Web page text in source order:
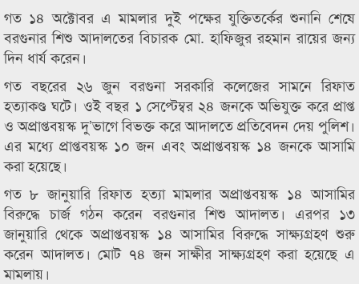
গত ১৪ অক্টোবর এ মামলার দুই পক্ষের যুক্তিতর্কের শুনানি শেষে
বরগুনার শিশু আদালতের বিচারক মো. হাফিজুর রহমান রায়ের জন্য
দিন ধার্য করেন।
গত বছরের ২৬ জুন বরগুনা সরকারি কলেজের সামনে রিফাত
হত্যাকণ্ড ঘটে। ওই বছর ১ সেপ্টেম্বর ২৪ জনকে অভিযুক্ত করে প্রাপ্ত
ও অপ্রাপ্তবয়স্ক দু’ভাগে বিভক্ত করে আদালতে প্রতিবেদন দেয় পুলিশ।
এর মধ্যে প্রাপ্তবয়স্ক ১০ জন এবং অপ্রাপ্তবয়স্ক ১৪ জনকে আসামি
করা হয়েছে।
গত ৮ জানুয়ারি রিফাত হত্যা মামলার অপ্রাপ্তবয়স্ক ১৪ আসামির
বিরুদ্ধে চার্জ গঠন করেন বরগুনার শিশু আদালত। এরপর ১৩
জানুয়ারি থেকে অপ্রাপ্তবয়স্ক ১৪ আসামির বিরুদ্ধে সাক্ষ্যগ্রহণ শুরু
করেন আদালত। মোট ৭৪ জন সাক্ষীর সাক্ষ্যগ্রহণ করা হয়েছে এ
মামলায়।